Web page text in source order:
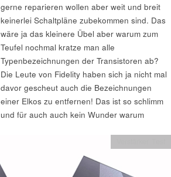
gerne reparieren wollen aber weit und breit
keinerlei Schaltpläne zubekommen sind. Das
wäre ja das kleinere Übel aber warum zum
Teufel nochmal kratze man alle
Typenbezeichnungen der Transistoren ab?
Die Leute von Fidelity haben sich ja nicht mal
davor gescheut auch die Bezeichnungen
einer Elkos zu entfernen! Das ist so schlimm
und für auch auch kein Wunder warum